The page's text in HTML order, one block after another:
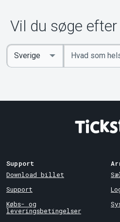
Vil du søge
Indtast
søgeord
Select
Country
Support
Download billet
Support
Købs- og
leveringsbetingelser